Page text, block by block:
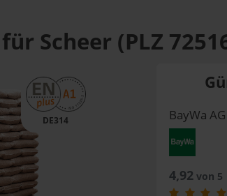
Scheer (PLZ
DE314 BayWa AG
4,92von 5